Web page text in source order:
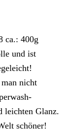
ca.: 400g
und ist
nicht
leichten Glanz.
schöner!